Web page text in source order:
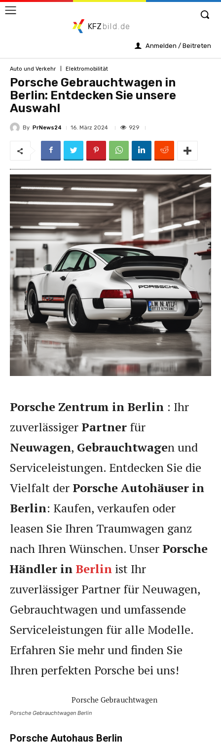
KFZ bild.de
Anmelden / Beitreten
Auto und Verkehr Elektromobilität
Porsche Gebrauchtwagen in
Berlin: Entdecken Sie unsere
Auswahl
By PrNews24 16. März 2024 929
Porsche Zentrum in Berlin : Ihr
zuverlässiger Partner für
Neuwagen, Gebrauchtwagen und
Serviceleistungen. Entdecken Sie die
Vielfalt der Porsche Autohäuser in
Berlin: Kaufen, verkaufen oder
leasen Sie Ihren Traumwagen ganz
nach Ihren Wünschen. Unser Porsche
Händler in Berlin ist Ihr
zuverlässiger Partner für Neuwagen,
Gebrauchtwagen und umfassende
Serviceleistungen für alle Modelle.
Erfahren Sie mehr und finden Sie
Ihren perfekten Porsche bei uns!
Porsche Gebrauchtwagen Berlin
Porsche Autohaus Berlin